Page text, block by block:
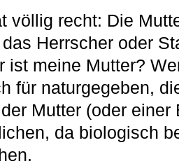
völlig recht: Die
Herrscher oder
ist meine Mutter?
für naturgegeben,
Mutter (oder
da biologisch